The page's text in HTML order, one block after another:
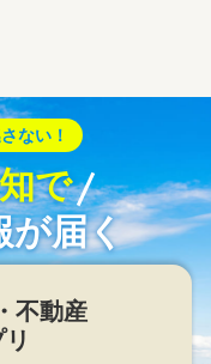
ない！
で
が届く
不動産